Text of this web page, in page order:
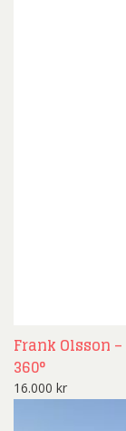
Frank Olsson
360°
16.000 kr